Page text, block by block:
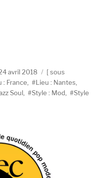
avril 2018 Catégories
sous
: France Lieu : Nantes
Soul Style : Mod
Style